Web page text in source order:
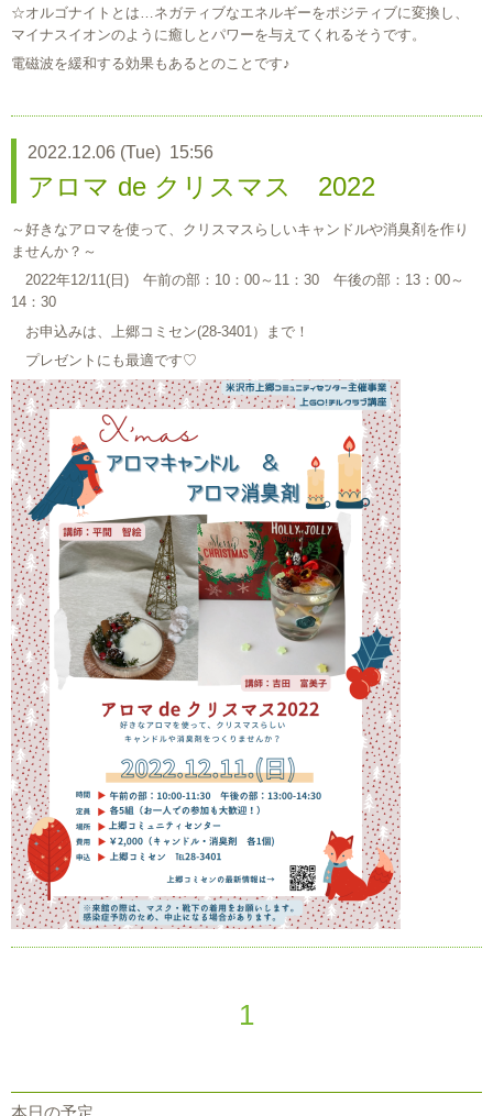
☆オルゴナイトとは…ネガティブなエネルギーをポジティブに変換し、
マイナスイオンのように癒しとパワーを与えてくれるそうです。
電磁波を緩和する効果もあるとのことです♪
2022.12.06 (Tue) 15:56
アロマ de クリスマス 2022
～好きなアロマを使って、クリスマスらしいキャンドルや消臭剤を作り
ませんか？～
2022年12/11(日) 午前の部：10：00～11：30 午後の部：13：00～
14：30
お申込みは、上郷コミセン(28-3401）まで！
プレゼントにも最適です♡
1
本日の予定